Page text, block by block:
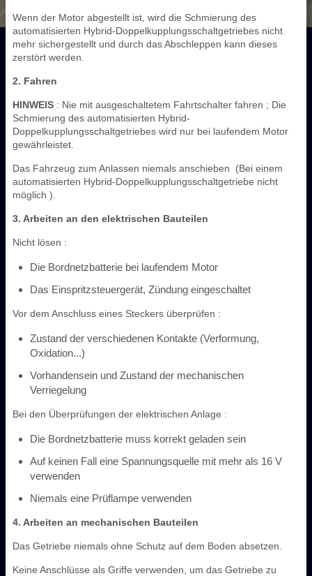
Wenn der Motor abgestellt ist, wird die Schmierung des
automatisierten Hybrid-Doppelkupplungsschaltgetriebes nicht
mehr sichergestellt und durch das Abschleppen kann dieses
zerstört werden.
2. Fahren
HINWEIS : Nie mit ausgeschaltetem Fahrtschalter fahren ; Die
Schmierung des automatisierten Hybrid-
Doppelkupplungsschaltgetriebes wird nur bei laufendem Motor
gewährleistet.
Das Fahrzeug zum Anlassen niemals anschieben (Bei einem
automatisierten Hybrid-Doppelkupplungsschaltgetriebe nicht
möglich ).
3. Arbeiten an den elektrischen Bauteilen
Nicht lösen :
Die Bordnetzbatterie bei laufendem Motor
Das Einspritzsteuergerät, Zündung eingeschaltet
Vor dem Anschluss eines Steckers überprüfen :
Zustand der verschiedenen Kontakte (Verformung,
Oxidation...)
Vorhandensein und Zustand der mechanischen
Verriegelung
Bei den Überprüfungen der elektrischen Anlage :
Die Bordnetzbatterie muss korrekt geladen sein
Auf keinen Fall eine Spannungsquelle mit mehr als 16 V
verwenden
Niemals eine Prüflampe verwenden
4. Arbeiten an mechanischen Bauteilen
Das Getriebe niemals ohne Schutz auf dem Boden absetzen.
Keine Anschlüsse als Griffe verwenden, um das Getriebe zu